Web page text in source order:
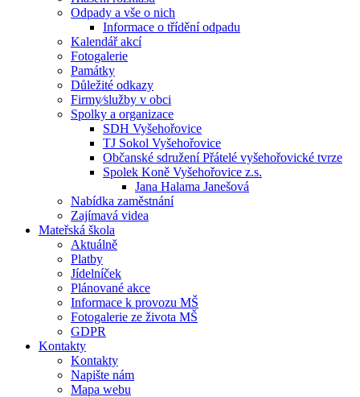
Odpady a vše o nich
Informace o třídění odpadu
Kalendář akcí
Fotogalerie
Památky
Důležité odkazy
Firmy⁄služby v obci
Spolky a organizace
SDH Vyšehořovice
TJ Sokol Vyšehořovice
Občanské sdružení Přátelé vyšehořovické tvrze
Spolek Koně Vyšehořovice z.s.
Jana Halama Janešová
Nabídka zaměstnání
Zajímavá videa
Mateřská škola
Aktuálně
Platby
Jídelníček
Plánované akce
Informace k provozu MŠ
Fotogalerie ze života MŠ
GDPR
Kontakty
Kontakty
Napište nám
Mapa webu